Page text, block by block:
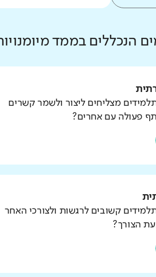
הנכללים בממד
מצליחים ליצור ולשמר קשרים
פעולה עם אחרים?
קשובים לרגשות ולצורכי האחר
הצורך?